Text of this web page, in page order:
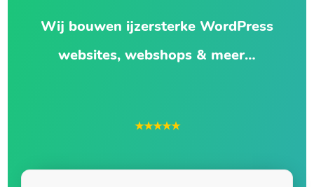
Wij bouwen ijzersterke WordPress
websites, webshops & meer…
★★★★★